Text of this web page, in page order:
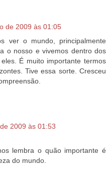
de 2009 às 01:05
ver o mundo, principalmente
o nosso e vivemos dentro dos
É muito importante termos
Tive essa sorte. Cresceu
2009 às 01:53
lembra o quão importante é
do mundo.